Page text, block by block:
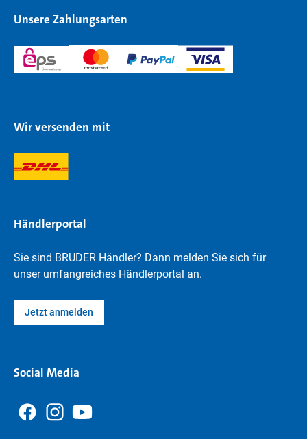
Unsere Zahlungsarten
Wir versenden mit
Händlerportal
Sie sind BRUDER Händler? Dann melden Sie sich für
unser umfangreiches Händlerportal an.
Jetzt anmelden
Social Media